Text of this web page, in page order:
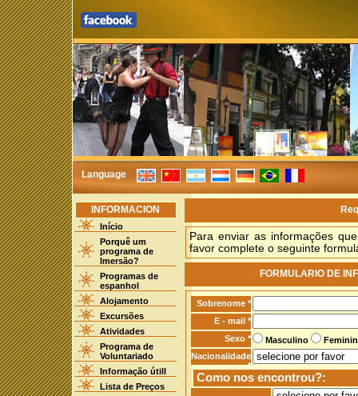
Language
INFORMACION
Início
Porquê um
programa de
Imersão?
Programas de
espanhol
Alojamento
Excursões
Atividades
Programa de
Voluntariado
Informação útill
Lista de Preços
Para enviar as informações
favor complete o seguinte
FORMULARIO DE
Sobrenome *
E - mail *
Sexo *
Masculino
Nacionalidade
*
Como nos encontrou?: